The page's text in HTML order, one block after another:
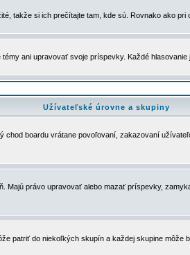
takže si ich prečítajte tam, kde sú. Rovnako ako
ani upravovať svoje príspevky. Každé
Užívateľské úrovne a skupiny
boardu vrátane povoľovaní, zakazovaní
právo upravovať alebo mazať príspevky,
patriť do niekoľkých skupín a každej skupine